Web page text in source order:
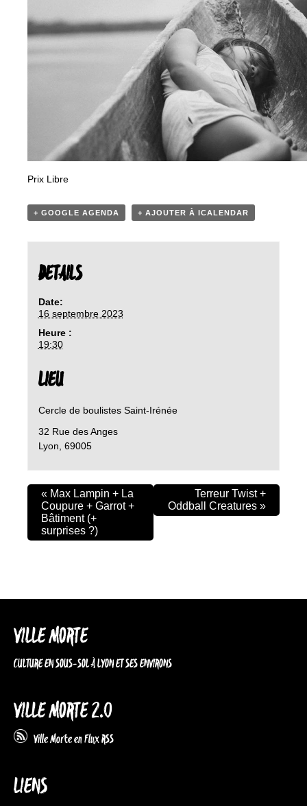
Prix Libre
+ GOOGLE AGENDA + AJOUTER À ICALENDAR
DETAILS
Date:
16 septembre 2023
Heure :
19:30
LIEU
Cercle de boulistes Saint-Irénée
32 Rue des Anges
Lyon 69005
« Max Lampin + La
Coupure + Garrot +
Bâtiment (+
surprises ?)
Terreur Twist +
Oddball Creatures »
VILLE MORTE
CULTURE EN SOUS-SOL À LYON ET SES ENVIRONS
VILLE MORTE 2.0
Ville Morte en Flux RSS
LIENS